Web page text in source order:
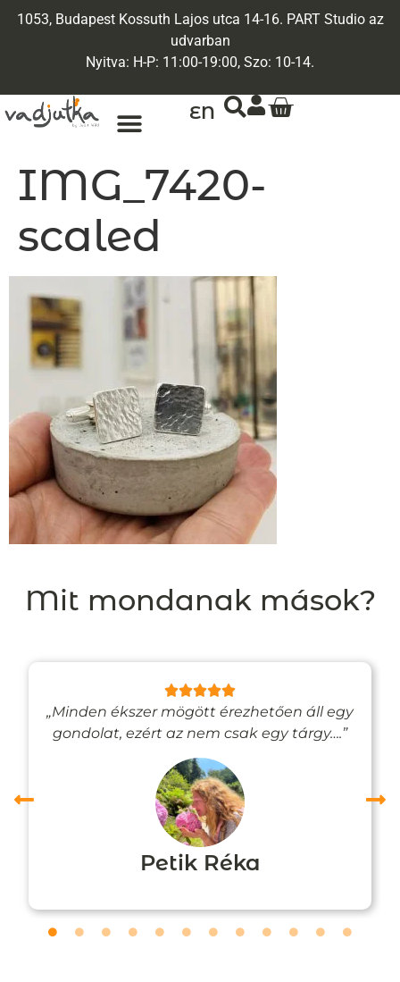
1053, Budapest Kossuth Lajos utca 14-16. PART Studio az
udvarban
Nyitva: H-P: 11:00-19:00, Szo: 10-14.
EN
IMG_7420-
scaled
Mit mondanak mások?
„Minden ékszer mögött érezhetően áll egy
gondolat, ezért az nem csak egy tárgy….”
Petik Réka